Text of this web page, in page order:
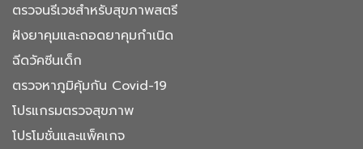
ตรวจนรีเวชสำหรับสุขภาพสตรี
ฝังยาคุมและถอดยาคุมกำเนิด
ฉีดวัคซีนเด็ก
ตรวจหาภูมิคุ้มกัน Covid-19
โปรแกรมตรวจสุขภาพ
โปรโมชั่นและแพ็คเกจ